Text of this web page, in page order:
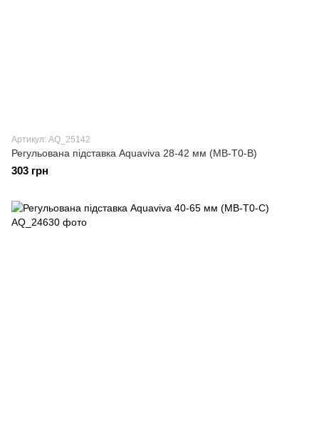
Артикул: AQ_25142
Регульована підставка Aquaviva 28-42 мм (MB-T0-B)
303 грн